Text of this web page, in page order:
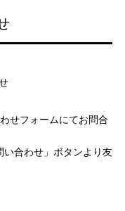
せフォームにてお問合
い合わせ」ボタンより友